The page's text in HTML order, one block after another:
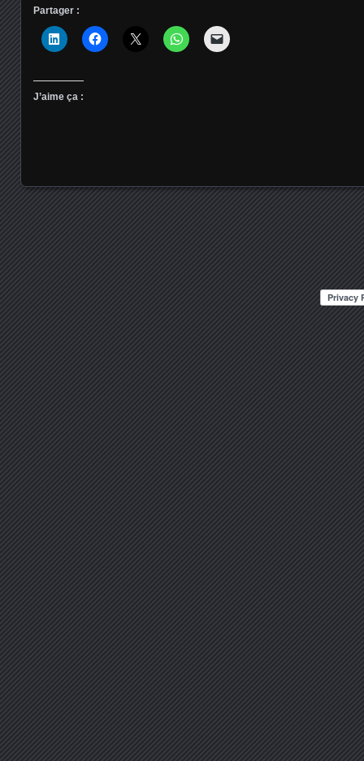
Partager :
J’aime ça :